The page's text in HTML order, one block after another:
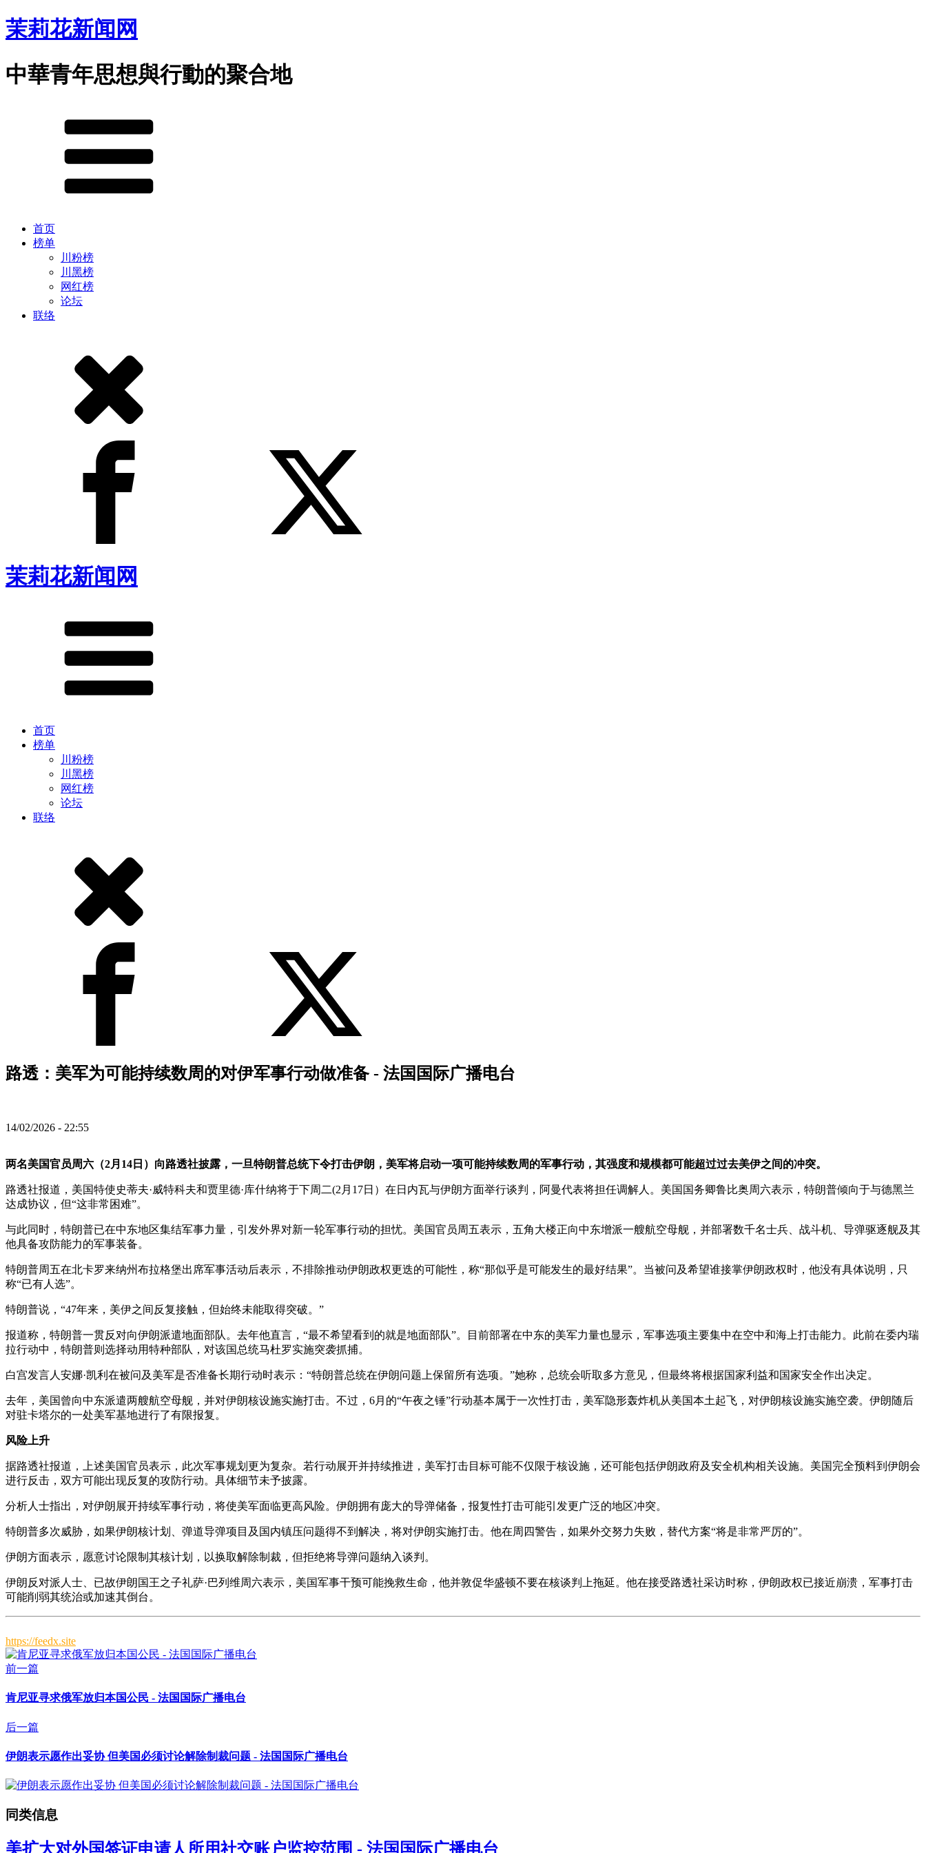
茉莉花新闻网
中華青年思想與行動的聚合地
首页
榜单
川粉榜
川黑榜
网红榜
论坛
联络
茉莉花新闻网
首页
榜单
川粉榜
川黑榜
网红榜
论坛
联络
路透：美军为可能持续数周的对伊军事行动做准备 - 法国国际广播电台
14/02/2026 - 22:55
两名美国官员周六（2月14日）向路透社披露，一旦特朗普总统下令打击伊朗，美军将启动一项可能持续数周的军事行动，其强度和规模都可能超过过去美伊之间的冲突。
路透社报道，美国特使史蒂夫·威特科夫和贾里德·库什纳将于下周二(2月17日）在日内瓦与伊朗方面举行谈判，阿曼代表将担任调解人。美国国务卿鲁比奥周六表示，特朗普倾向于与德黑兰
达成协议，但“这非常困难”。
与此同时，特朗普已在中东地区集结军事力量，引发外界对新一轮军事行动的担忧。美国官员周五表示，五角大楼正向中东增派一艘航空母舰，并部署数千名士兵、战斗机、导弹驱逐舰及其
他具备攻防能力的军事装备。
特朗普周五在北卡罗来纳州布拉格堡出席军事活动后表示，不排除推动伊朗政权更迭的可能性，称“那似乎是可能发生的最好结果”。当被问及希望谁接掌伊朗政权时，他没有具体说明，只
称“已有人选”。
特朗普说，“47年来，美伊之间反复接触，但始终未能取得突破。”
报道称，特朗普一贯反对向伊朗派遣地面部队。去年他直言，“最不希望看到的就是地面部队”。目前部署在中东的美军力量也显示，军事选项主要集中在空中和海上打击能力。此前在委内瑞
拉行动中，特朗普则选择动用特种部队，对该国总统马杜罗实施突袭抓捕。
白宫发言人安娜·凯利在被问及美军是否准备长期行动时表示：“特朗普总统在伊朗问题上保留所有选项。”她称，总统会听取多方意见，但最终将根据国家利益和国家安全作出决定。
去年，美国曾向中东派遣两艘航空母舰，并对伊朗核设施实施打击。不过，6月的“午夜之锤”行动基本属于一次性打击，美军隐形轰炸机从美国本土起飞，对伊朗核设施实施空袭。伊朗随后
对驻卡塔尔的一处美军基地进行了有限报复。
风险上升
据路透社报道，上述美国官员表示，此次军事规划更为复杂。若行动展开并持续推进，美军打击目标可能不仅限于核设施，还可能包括伊朗政府及安全机构相关设施。美国完全预料到伊朗会
进行反击，双方可能出现反复的攻防行动。具体细节未予披露。
分析人士指出，对伊朗展开持续军事行动，将使美军面临更高风险。伊朗拥有庞大的导弹储备，报复性打击可能引发更广泛的地区冲突。
特朗普多次威胁，如果伊朗核计划、弹道导弹项目及国内镇压问题得不到解决，将对伊朗实施打击。他在周四警告，如果外交努力失败，替代方案“将是非常严厉的”。
伊朗方面表示，愿意讨论限制其核计划，以换取解除制裁，但拒绝将导弹问题纳入谈判。
伊朗反对派人士、已故伊朗国王之子礼萨·巴列维周六表示，美国军事干预可能挽救生命，他并敦促华盛顿不要在核谈判上拖延。他在接受路透社采访时称，伊朗政权已接近崩溃，军事打击
可能削弱其统治或加速其倒台。
https://feedx.site
前一篇
肯尼亚寻求俄军放归本国公民 - 法国国际广播电台
后一篇
伊朗表示愿作出妥协 但美国必须讨论解除制裁问题 - 法国国际广播电台
同类信息
美扩大对外国签证申请人所用社交账户监控范围 - 法国国际广播电台